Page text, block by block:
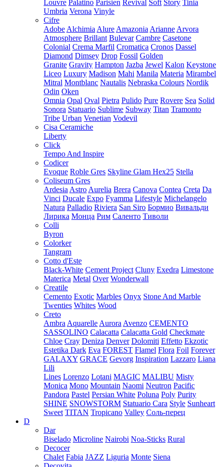
Louvre Palatino Parisien Revival Soft Story Tinia
Umbria Verona Vinyle
Cifre
Adobe Alchimia Alure Amazonia Arianne Arvora
Atmosphere Brillant Bulevar Cambre Casetone
Colonial Crema Marfil Cromatica Cronos Dassel
Diamond Dimsey Drop Fossil Golden
Granite Gravity Hampton Jazba Jewel Kalon Keystone
Liceo Luxury Madison Mahi Manila Materia Mirambel
Mitral Montblanc Nautalis Nebraska Colours Nordik
Odin Oken
Omnia Opal Oval Pietra Pulido Pure Rovere Sea Solid
Sonora Statuario Sublime Subway Titan Tramonto
Tribe Urban Venetian Vodevil
Cisa Ceramiche
Liberty
Click
Tempo And Inspire
Codicer
Evoque Roble Gres Skyline Glam Hex25 Stella
Coliseum Gres
Ardesia Astro Aurelia Brera Canova Contea Creta Da
Vinci Ducale Expo Fyamma Lifestyle Michelangelo
Natura Palladio Riviera San Siro Бормио Вивальди
Лирика Монца Рим Саленто Тиволи
Colli
Byron
Colorker
Tangram
Cotto d'Este
Black-White Cement Project Cluny Exedra Limestone
Materica Metal Over Wonderwall
Creatile
Cemento Exotic Marbles Onyx Stone And Marble
Twenties Whites Wood
Creto
Ambra Aquarelle Aurora Avenzo CEMENTO
SASSOLINO Calacatta Calacatta Gold Checkmate
Chloe Cray Deniza Denver Dolomiti Effetto Ekzotic
Estetika Dark Eva FOREST Flamel Flora Foil Forever
GALAXY GRACE Gevorg Inspiration Lazzaro Liana
Lili
Lines Lorenzo Lotani MAGIC MALIBU Misty
Monica Mono Mountain Naomi Neutron Pacific
Pandora Pastel Persian White Poluna Poly Purity
SHINE SNOWSTORM Statuario Cara Style Sunheart
Sweet TITAN Tropicano Valley Соль-перец
D
Dar
Biselado Microline Nairobi Noa-Sticks Rural
Decocer
Chalet Fabia JAZZ Liguria Monte Siena